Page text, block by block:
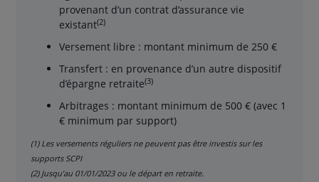
provenant d’un contrat d’assurance vie
existant(2)
Versement libre : montant minimum de 250 €
Transfert : en provenance d’un autre dispositif
d’épargne retraite(3)
Arbitrages : montant minimum de 500 € (avec 1
€ minimum par support)
(1) Les versements réguliers ne peuvent pas être investis sur les
supports SCPI
(2) Jusqu’au 01/01/2023 ou le départ en retraite.